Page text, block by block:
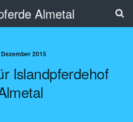
Almetal
2015
Islandpferdehof